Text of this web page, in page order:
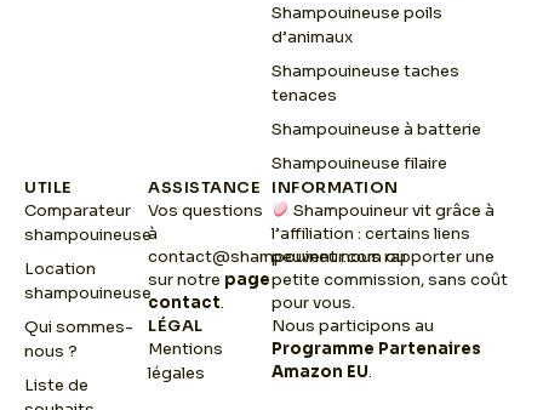
Shampouineuse poils
d’animaux
Shampouineuse taches
tenaces
Shampouineuse à batterie
Shampouineuse filaire
UTILE
Comparateur
shampouineuse
Location
shampouineuse
Qui sommes-
nous ?
Liste de
ASSISTANCE
Vos questions
à
contact@shampouineur.comou
sur notre page
contact.
LÉGAL
Mentions
légales
INFORMATION
Shampouineur vit grâce à
l’affiliation : certains liens
peuvent nous rapporter une
petite commission, sans coût
pour vous.
Nous participons au
Programme Partenaires
Amazon EU.